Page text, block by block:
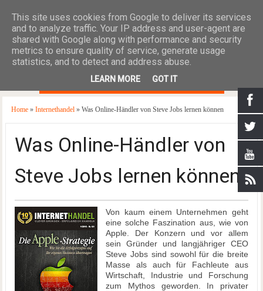
Home»Internethandel» Was Online-Händler von Steve Jobs lernen können
Was Online-Händler von
Steve Jobs lernen können
Von kaum einem Unternehmen geht
eine solche Faszination aus, wie von
Apple. Der Konzern und vor allem
sein Gründer und langjähriger CEO
Steve Jobs sind sowohl für die breite
Masse als auch für Fachleute aus
Wirtschaft, Industrie und Forschung
zum Mythos geworden. In privater
This site uses cookies from Google to deliver its services
and to analyze traffic. Your IP address and user-agent are
shared with Google along with performance and security
metrics to ensure quality of service, generate usage
statistics, and to detect and address abuse.
LEARN MORE GOT IT